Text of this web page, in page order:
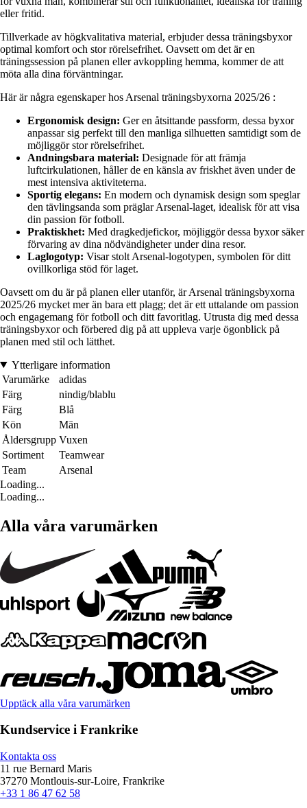
eller fritid.
Tillverkade av högkvalitativa material, erbjuder dessa träningsbyxor
optimal komfort och stor rörelsefrihet. Oavsett om det är en
träningssession på planen eller avkoppling hemma, kommer de att
möta alla dina förväntningar.
Här är några egenskaper hos Arsenal träningsbyxorna 2025/26 :
Ergonomisk design: Ger en åtsittande passform, dessa byxor
anpassar sig perfekt till den manliga silhuetten samtidigt som de
möjliggör stor rörelsefrihet.
Andningsbara material: Designade för att främja
luftcirkulationen, håller de en känsla av friskhet även under de
mest intensiva aktiviteterna.
Sportig elegans: En modern och dynamisk design som speglar
den tävlingsanda som präglar Arsenal-laget, idealisk för att visa
din passion för fotboll.
Praktiskhet: Med dragkedjefickor, möjliggör dessa byxor säker
förvaring av dina nödvändigheter under dina resor.
Laglogotyp: Visar stolt Arsenal-logotypen, symbolen för ditt
ovillkorliga stöd för laget.
Oavsett om du är på planen eller utanför, är Arsenal träningsbyxorna
2025/26 mycket mer än bara ett plagg; det är ett uttalande om passion
och engagemang för fotboll och ditt favoritlag. Utrusta dig med dessa
träningsbyxor och förbered dig på att uppleva varje ögonblick på
planen med stil och lätthet.
Ytterligare information
Varumärke
adidas
Färg
nindig/blablu
Färg
Blå
Kön
Män
Åldersgrupp Vuxen
Sortiment
Teamwear
Team
Arsenal
Loading...
Loading...
Alla våra varumärken
Upptäck alla våra varumärken
Kundservice i Frankrike
Kontakta oss
11 rue Bernard Maris
37270 Montlouis-sur-Loire, Frankrike
+33 1 86 47 62 58